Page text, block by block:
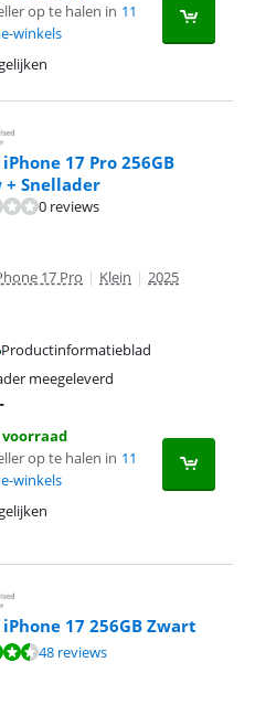
op te halen in 11
winkels
17 Pro 256GB
+ Snellader
0 reviews
17 Pro | Klein | 2025
Productinformatieblad
meegeleverd
voorraad
op te halen in 11
winkels
17 256GB Zwart
op 48 reviews.
48 reviews